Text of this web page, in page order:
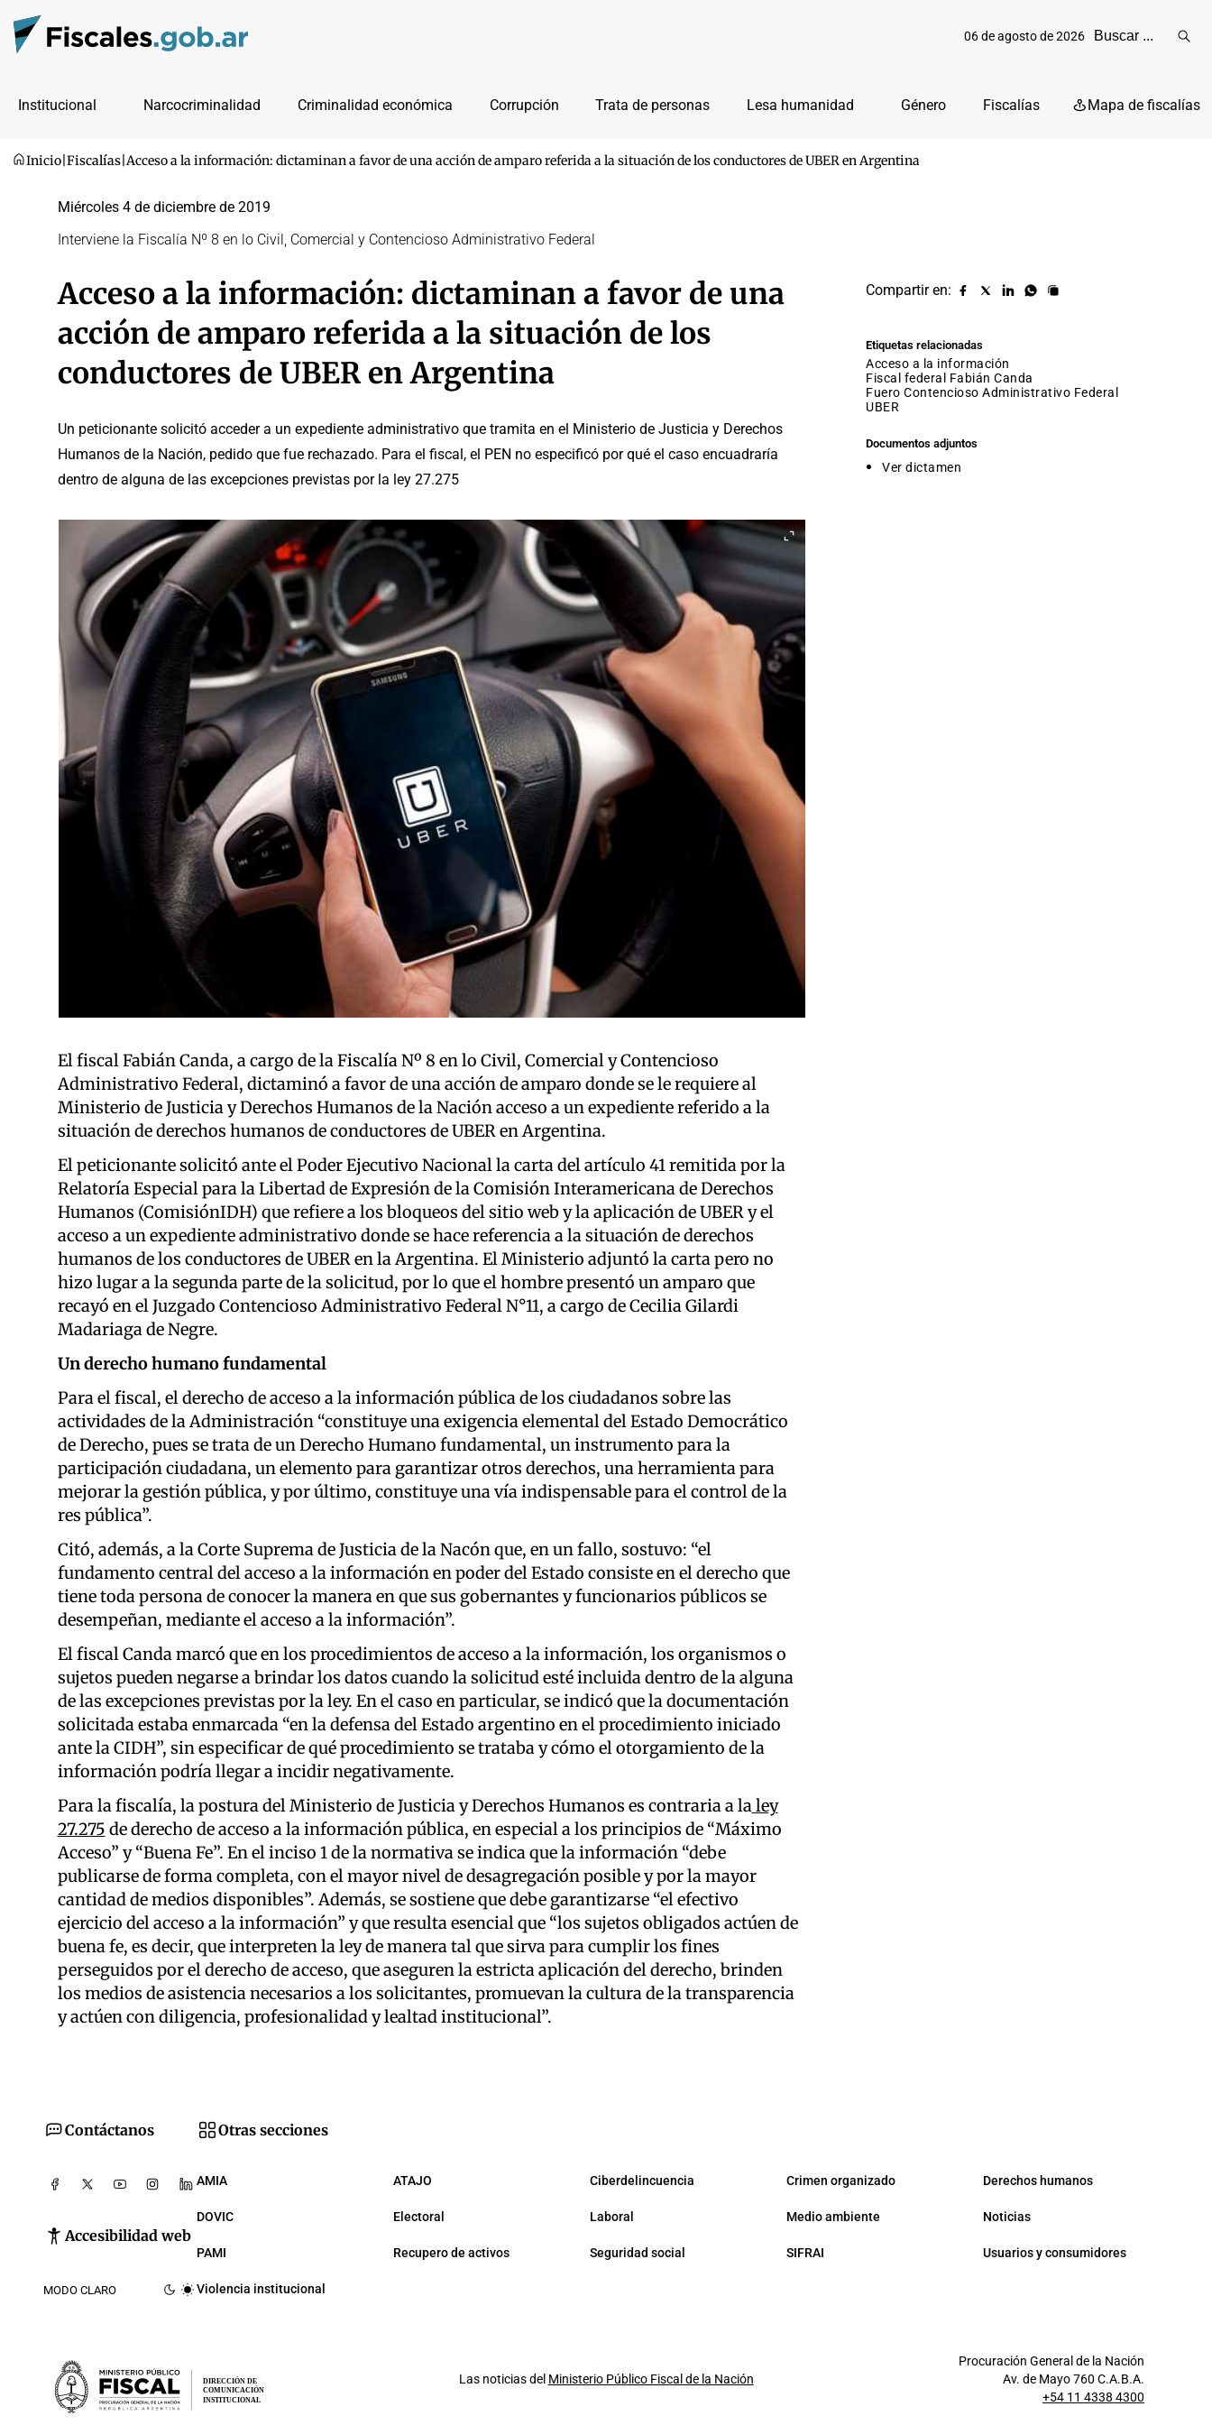
06 de agosto de 2026
Institucional Narcocriminalidad Criminalidad económica Corrupción Trata de personas Lesa humanidad Género Fiscalías Mapa de fiscalías
Inicio Fiscalías Acceso a la información: dictaminan a favor de una acción de amparo referida a la situación de los conductores de UBER en Argentina
Miércoles 4 de diciembre de 2019
Interviene la Fiscalía Nº 8 en lo Civil, Comercial y Contencioso Administrativo Federal
Acceso a la información: dictaminan a favor de una
acción de amparo referida a la situación de los
conductores de UBER en Argentina
Un peticionante solicitó acceder a un expediente administrativo que tramita en el Ministerio de Justicia y Derechos
Humanos de la Nación, pedido que fue rechazado. Para el fiscal, el PEN no especificó por qué el caso encuadraría
dentro de alguna de las excepciones previstas por la ley 27.275
El fiscal Fabián Canda, a cargo de la Fiscalía Nº 8 en lo Civil, Comercial y Contencioso
Administrativo Federal, dictaminó a favor de una acción de amparo donde se le requiere al
Ministerio de Justicia y Derechos Humanos de la Nación acceso a un expediente referido a la
situación de derechos humanos de conductores de UBER en Argentina.
El peticionante solicitó ante el Poder Ejecutivo Nacional la carta del artículo 41 remitida por la
Relatoría Especial para la Libertad de Expresión de la Comisión Interamericana de Derechos
Humanos (ComisiónIDH) que refiere a los bloqueos del sitio web y la aplicación de UBER y el
acceso a un expediente administrativo donde se hace referencia a la situación de derechos
humanos de los conductores de UBER en la Argentina. El Ministerio adjuntó la carta pero no
hizo lugar a la segunda parte de la solicitud, por lo que el hombre presentó un amparo que
recayó en el Juzgado Contencioso Administrativo Federal N°11, a cargo de Cecilia Gilardi
Madariaga de Negre.
Un derecho humano fundamental
Para el fiscal, el derecho de acceso a la información pública de los ciudadanos sobre las
actividades de la Administración “constituye una exigencia elemental del Estado Democrático
de Derecho, pues se trata de un Derecho Humano fundamental, un instrumento para la
participación ciudadana, un elemento para garantizar otros derechos, una herramienta para
mejorar la gestión pública, y por último, constituye una vía indispensable para el control de la
res pública”.
Citó, además, a la Corte Suprema de Justicia de la Nacón que, en un fallo, sostuvo: “el
fundamento central del acceso a la información en poder del Estado consiste en el derecho que
tiene toda persona de conocer la manera en que sus gobernantes y funcionarios públicos se
desempeñan, mediante el acceso a la información”.
El fiscal Canda marcó que en los procedimientos de acceso a la información, los organismos o
sujetos pueden negarse a brindar los datos cuando la solicitud esté incluida dentro de la alguna
de las excepciones previstas por la ley. En el caso en particular, se indicó que la documentación
solicitada estaba enmarcada “en la defensa del Estado argentino en el procedimiento iniciado
ante la CIDH”, sin especificar de qué procedimiento se trataba y cómo el otorgamiento de la
información podría llegar a incidir negativamente.
Para la fiscalía, la postura del Ministerio de Justicia y Derechos Humanos es contraria a laley
27.275 de derecho de acceso a la información pública, en especial a los principios de “Máximo
Acceso” y “Buena Fe”. En el inciso 1 de la normativa se indica que la información “debe
publicarse de forma completa, con el mayor nivel de desagregación posible y por la mayor
cantidad de medios disponibles”. Además, se sostiene que debe garantizarse “el efectivo
ejercicio del acceso a la información” y que resulta esencial que “los sujetos obligados actúen de
buena fe, es decir, que interpreten la ley de manera tal que sirva para cumplir los fines
perseguidos por el derecho de acceso, que aseguren la estricta aplicación del derecho, brinden
los medios de asistencia necesarios a los solicitantes, promuevan la cultura de la transparencia
y actúen con diligencia, profesionalidad y lealtad institucional”.
Compartir en:
Compartir
Compartir
Compartir
Compartir
Copiar
Etiquetas relacionadas
acceso a la información
fiscal federal Fabián Canda
fuero Contencioso Administrativo Federal
UBER
Documentos adjuntos
Ver dictamen
Contáctanos
Accesibilidad web
MODO CLARO
Otras secciones
AMIA ATAJO Ciberdelincuencia Crimen organizado Derechos humanos
DOVIC Electoral Laboral Medio ambiente Noticias
PAMI Recupero de activos Seguridad social SIFRAI Usuarios y consumidores
Violencia institucional
DIRECCIÓN DE
COMUNICACIÓN
INSTITUCIONAL
Las noticias del Ministerio Público Fiscal de la Nación
Procuración General de la Nación
Av. de Mayo 760 C.A.B.A.
+54 11 4338 4300